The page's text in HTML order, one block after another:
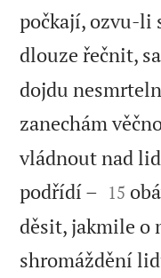
počkají, ozvu-li
dlouze řečnit,
dojdu
zanechám
vládnout nad
podřídí – 

15
děsit, jakmile o
shromáždění